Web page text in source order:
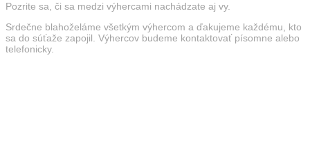
Pozrite sa, či sa medzi výhercami nachádzate aj vy.
Srdečne blahoželáme všetkým výhercom a ďakujeme každému, kto
sa do súťaže zapojil. Výhercov budeme kontaktovať písomne alebo
telefonicky.